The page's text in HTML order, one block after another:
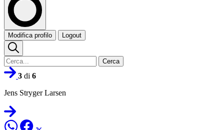
Modifica profilo Logout
Cerca
3 di 6
Jens Stryger Larsen